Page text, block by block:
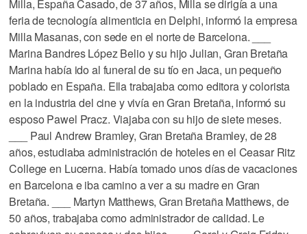
Milla, España Casado, de 37 años, Milla se dirigía a una
feria de tecnología alimenticia en Delphi, informó la empresa
Milla Masanas, con sede en el norte de Barcelona. ___
Marina Bandres López Belio y su hijo Julian, Gran Bretaña
Marina había ido al funeral de su tío en Jaca, un pequeño
poblado en España. Ella trabajaba como editora y colorista
en la industria del cine y vivía en Gran Bretaña, informó su
esposo Pawel Pracz. Viajaba con su hijo de siete meses.
___ Paul Andrew Bramley, Gran Bretaña Bramley, de 28
años, estudiaba administración de hoteles en el Ceasar Ritz
College en Lucerna. Había tomado unos días de vacaciones
en Barcelona e iba camino a ver a su madre en Gran
Bretaña. ___ Martyn Matthews, Gran Bretaña Matthews, de
50 años, trabajaba como administrador de calidad. Le